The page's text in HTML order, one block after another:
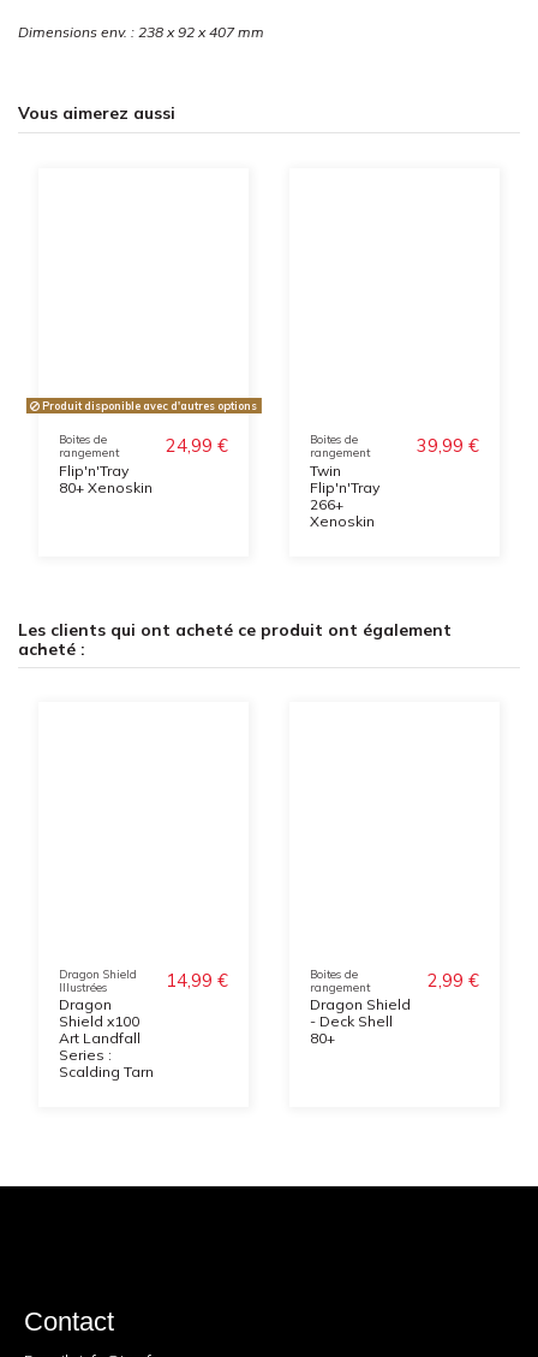
Dimensions env. : 238 x 92 x 407 mm
Vous aimerez aussi
Produit disponible avec d'autres options
Boites de
rangement
Flip'n'Tray
80+ Xenoskin
24,99 €
Boites de
rangement
Twin
Flip'n'Tray
266+
Xenoskin
39,99 €
Les clients qui ont acheté ce produit ont également
acheté :
Dragon Shield
Illustrées
Dragon
Shield x100
Art Landfall
Series :
Scalding Tarn
14,99 €
Boites de
rangement
Dragon Shield
- Deck Shell
80+
2,99 €
Contact